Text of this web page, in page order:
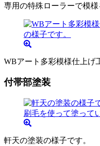
専用の特殊ローラーで模様
WBアート多彩模様仕上げ
付帯部塗装
軒天の塗装の様子です。